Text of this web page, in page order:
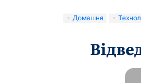
Домашня